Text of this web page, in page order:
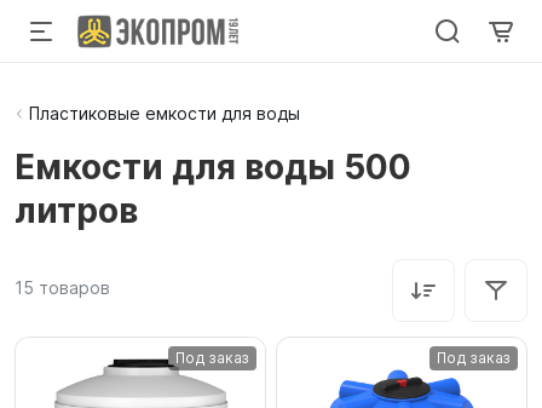
Пластиковые емкости для воды
Емкости для воды 500
литров
15 товаров
Под заказ Под заказ